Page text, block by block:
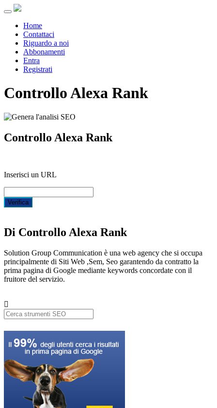
Menu
Home
Contattaci
Riguardo a noi
Abbonamenti
Entra
Registrati
Controllo Alexa Rank
Controllo Alexa Rank
Inserisci un URL
Di Controllo Alexa Rank
Solution Group Communication è una web agency che si occupa
principalmente di Siti Web ,Sem, Seo garantendo da contratto la
prima pagina di Google mediante keywords concordate con il
fruitore del servizio.